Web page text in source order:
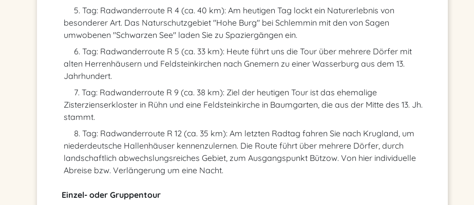
5. Tag: Radwanderroute R 4 (ca. 40 km): Am heutigen Tag lockt ein Naturerlebnis von
besonderer Art. Das Naturschutzgebiet "Hohe Burg" bei Schlemmin mit den von Sagen
umwobenen "Schwarzen See" laden Sie zu Spaziergängen ein.
6. Tag: Radwanderroute R 5 (ca. 33 km): Heute führt uns die Tour über mehrere Dörfer mit
alten Herrenhäusern und Feldsteinkirchen nach Gnemern zu einer Wasserburg aus dem 13.
Jahrhundert.
7. Tag: Radwanderroute R 9 (ca. 38 km): Ziel der heutigen Tour ist das ehemalige
Zisterzienserkloster in Rühn und eine Feldsteinkirche in Baumgarten, die aus der Mitte des 13. Jh.
stammt.
8. Tag: Radwanderroute R 12 (ca. 35 km): Am letzten Radtag fahren Sie nach Krugland, um
niederdeutsche Hallenhäuser kennenzulernen. Die Route führt über mehrere Dörfer, durch
landschaftlich abwechslungsreiches Gebiet, zum Ausgangspunkt Bützow. Von hier individuelle
Abreise bzw. Verlängerung um eine Nacht.
Einzel- oder Gruppentour